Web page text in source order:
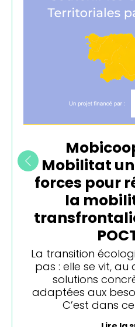
Mobilitat
forces pour
la
La transition
pas : elle se vit,
solutions
adaptées aux
C’est dans